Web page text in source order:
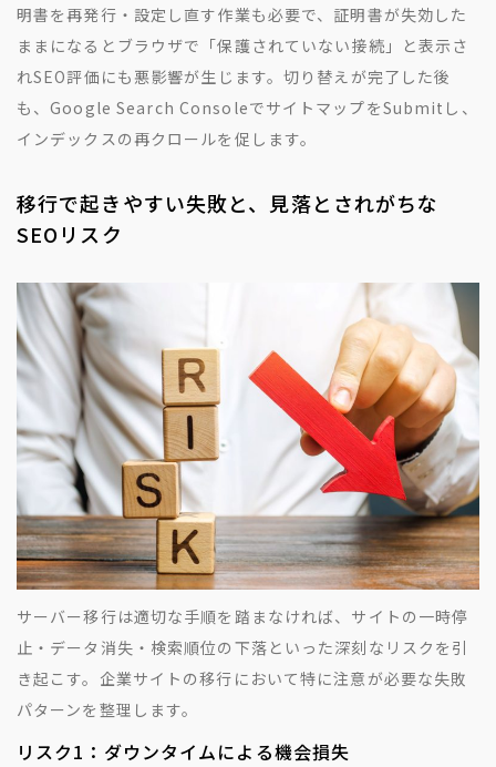
明書を再発行・設定し直す作業も必要で、証明書が失効した
ままになるとブラウザで「保護されていない接続」と表示さ
れSEO評価にも悪影響が生じます。切り替えが完了した後
も、Google Search ConsoleでサイトマップをSubmitし、
インデックスの再クロールを促します。
移行で起きやすい失敗と、見落とされがちな
SEOリスク
サーバー移行は適切な手順を踏まなければ、サイトの一時停
止・データ消失・検索順位の下落といった深刻なリスクを引
き起こす。企業サイトの移行において特に注意が必要な失敗
パターンを整理します。
リスク1：ダウンタイムによる機会損失